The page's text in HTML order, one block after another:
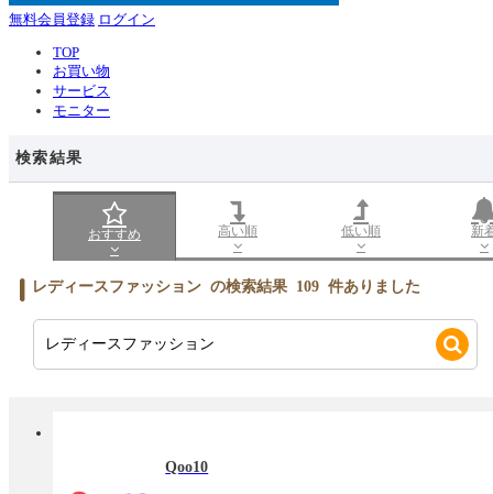
無料会員登録 ログイン
TOP
お買い物
サービス
モニター
検索結果
おすすめ 高い順 低い順 新
レディースファッション の検索結果 109 件ありました
Qoo10